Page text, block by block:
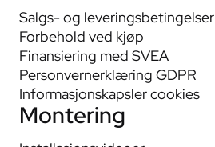
Salgs- og leveringsbetingelser
Forbehold ved kjøp
Finansiering med SVEA
Personvernerklæring GDPR
Informasjonskapsler cookies
Montering